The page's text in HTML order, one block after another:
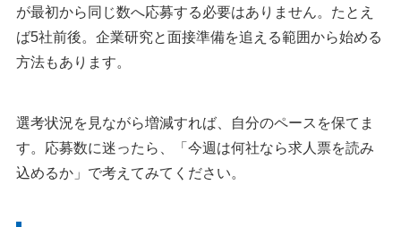
が最初から同じ数へ応募する必要はありません。たとえ
ば5社前後。企業研究と面接準備を追える範囲から始める
方法もあります。
選考状況を見ながら増減すれば、自分のペースを保てま
す。応募数に迷ったら、「今週は何社なら求人票を読み
込めるか」で考えてみてください。